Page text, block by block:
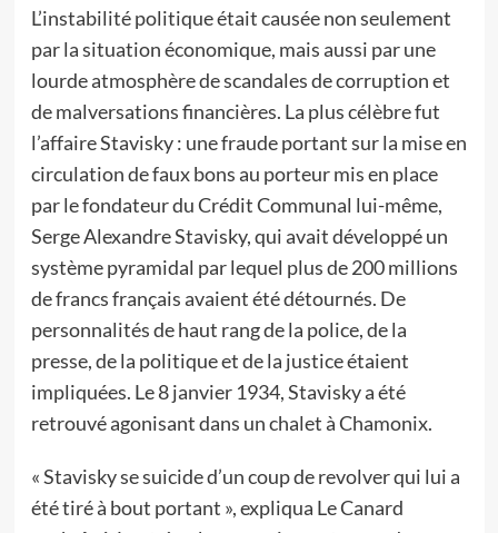
L’instabilité politique était causée non seulement
par la situation économique, mais aussi par une
lourde atmosphère de scandales de corruption et
de malversations financières. La plus célèbre fut
l’affaire Stavisky : une fraude portant sur la mise en
circulation de faux bons au porteur mis en place
par le fondateur du Crédit Communal lui-même,
Serge Alexandre Stavisky, qui avait développé un
système pyramidal par lequel plus de 200 millions
de francs français avaient été détournés. De
personnalités de haut rang de la police, de la
presse, de la politique et de la justice étaient
impliquées. Le 8 janvier 1934, Stavisky a été
retrouvé agonisant dans un chalet à Chamonix.
« Stavisky se suicide d’un coup de revolver qui lui a
été tiré à bout portant », expliqua Le Canard